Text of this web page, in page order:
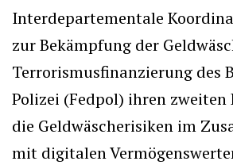
Interdepartementale
zur Bekämpfung der
Terrorismusfinanzierung des
Polizei (Fedpol) ihren
die Geldwäscherisiken im
mit digitalen